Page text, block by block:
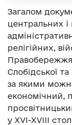
Загалом
центральних і
релігійних,
Слобідської
за якими
економічний,
у ХVІ-ХVІІІ